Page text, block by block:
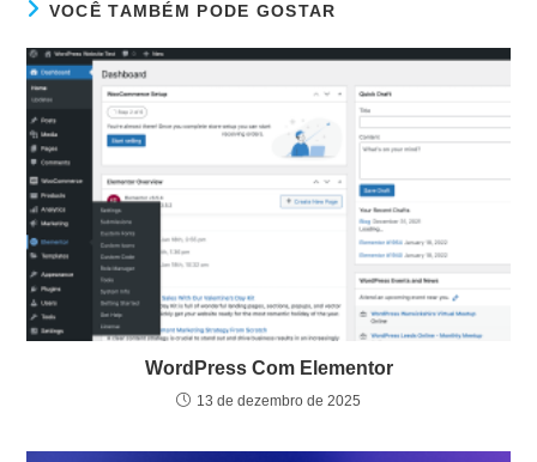
VOCÊ TAMBÉM PODE GOSTAR
WordPress Com Elementor
13 de dezembro de 2025